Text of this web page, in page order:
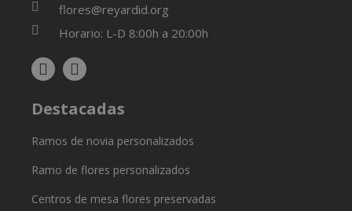
flores@reyardid.org
Horario: L-D 8:00h a 20:00h
Destacadas
Ramos de novia personalizados
Ramo de flores personalizados
Centros de mesa flores preservadas